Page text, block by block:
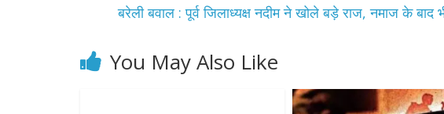
बरेली बवाल : पूर्व जिलाध्यक्ष नदीम ने खोले बड़े राज, नमाज के बाद
You May Also Like